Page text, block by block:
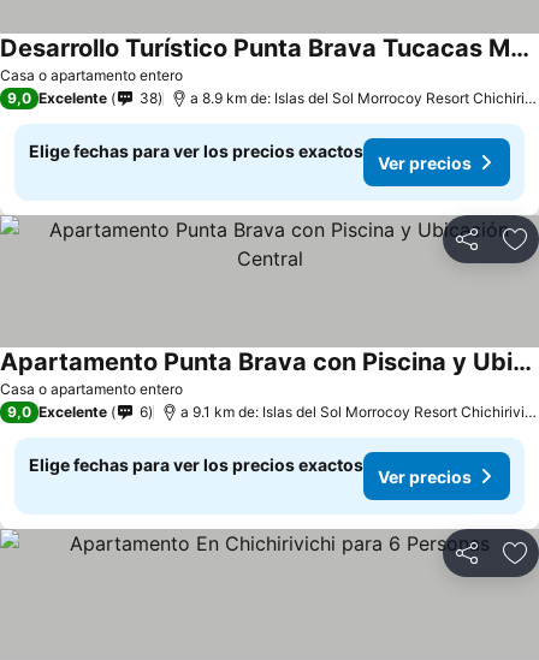
Casa o apartamento entero
Desarrollo Turístico Punta Brava Tucacas Morrocoy
9,0 Excelente 38 a 8.9 km de: Islas del Sol Morrocoy Resort Chichiriviche
Elige fechas para ver los precios exactos
Ver precios
Compartir
Casa o apartamento entero
Apartamento Punta Brava con Piscina y Ubicación Central
9,0 Excelente 6 a 9.1 km de: Islas del Sol Morrocoy Resort Chichiriviche
Elige fechas para ver los precios exactos
Ver precios
Compartir